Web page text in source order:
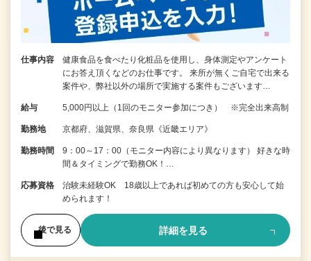
仕事内容
健康食品を食べたり化粧品を使用し、身体測定やアンケート
にお答え頂くなどのお仕事です。 来所が無くご自宅で出来る
案件や、弊社以外の場所で実施する案件もございます…
給与 5,000円以上（1回のモニター参加につき） ※完全出来高制
勤務地 京都府、滋賀県、奈良県《近畿エリア》
勤務時間
9：00～17：00（モニター内容により異なります） 好きな時
間＆タイミングで勤務OK！…
応募資格
治験未経験OK 18歳以上であれば初めての方も安心して始
められます！
後で見る 詳細を見る